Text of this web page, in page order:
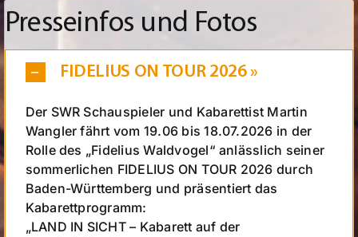
on TOUR
Programme
Presse
Lädele
Kontakt
Presseinfos und Fotos
FIDELIUS ON TOUR 2026 »
Der SWR Schauspieler und Kabarettist Martin
Wangler fährt vom 19.06 bis 18.07.2026 in der
Rolle des „Fidelius Waldvogel“ anlässlich seiner
sommerlichen FIDELIUS ON TOUR 2026 durch
Baden-Württemberg und präsentiert das
Kabarettprogramm:
„LAND IN SICHT – Kabarett auf der